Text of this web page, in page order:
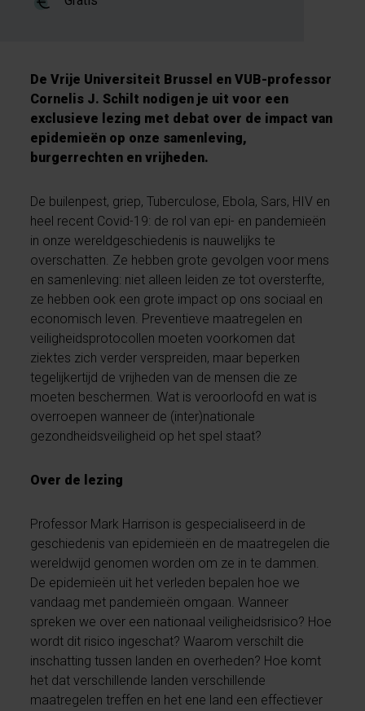
De Vrije Universiteit Brussel en VUB-professor
Cornelis J. Schilt nodigen je uit voor een
exclusieve lezing met debat over de impact van
epidemieën op onze samenleving,
burgerrechten en vrijheden.
De builenpest, griep, Tuberculose, Ebola, Sars, HIV en
heel recent Covid-19: de rol van epi- en pandemieën
in onze wereldgeschiedenis is nauwelijks te
overschatten. Ze hebben grote gevolgen voor mens
en samenleving: niet alleen leiden ze tot oversterfte,
ze hebben ook een grote impact op ons sociaal en
economisch leven. Preventieve maatregelen en
veiligheidsprotocollen moeten voorkomen dat
ziektes zich verder verspreiden, maar beperken
tegelijkertijd de vrijheden van de mensen die ze
moeten beschermen. Wat is veroorloofd en wat is
overroepen wanneer de (inter)nationale
gezondheidsveiligheid op het spel staat?
Over de lezing
Professor Mark Harrison is gespecialiseerd in de
geschiedenis van epidemieën en de maatregelen die
wereldwijd genomen worden om ze in te dammen.
De epidemieën uit het verleden bepalen hoe we
vandaag met pandemieën omgaan. Wanneer
spreken we over een nationaal veiligheidsrisico? Hoe
wordt dit risico ingeschat? Waarom verschilt die
inschatting tussen landen en overheden? Hoe komt
het dat verschillende landen verschillende
maatregelen treffen en het ene land een effectiever